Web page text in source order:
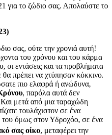
για το ζώδιο σας. Απολαύστε το
σας, ούτε την χρονιά αυτή!
του χρόνου και του κάρμα
οι εντάσεις και τα προβλήματα
θα πρέπει να χτύπησαν κόκκινο.
πιο ελαφρά ή ανώδυνα,
, παρόλα αυτά δεν
μετά από μια ταραχώδη
τουλάχιστον σε ένα
του όμως στον Υδροχόο, σε ένα
σας οίκο, μεταφέρει την